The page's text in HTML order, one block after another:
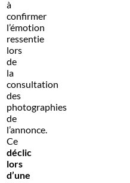
à
confirmer
l’émotion
ressentie
lors
de
la
consultation
des
photographies
de
l’annonce.
Ce
déclic
lors
d’une